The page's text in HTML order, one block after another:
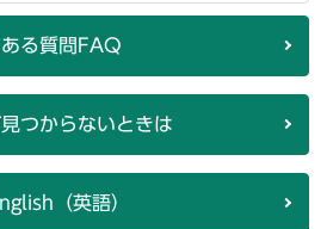
る質問FAQ
つからないときは
（英語）